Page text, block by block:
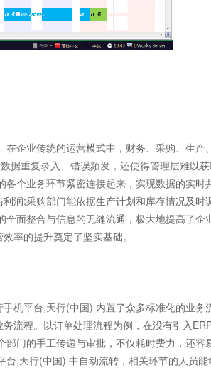
企业传统的运营模式中，财务、采购、生产、
据重复录入、错误频发，还使得管理层难以获
个业务环节紧密连接起来，实现数据的实时
润;采购部门能依据生产计划和库存情况及时
面整合与信息的无缝流通，极大地提高了企
率的提升奠定了坚实基础。
机平台,天行(中国) 内置了众多标准化的业务
流程。以订单处理流程为例，在没有引入
门的手工传递与审批，不仅耗时费力，还容
,天行(中国) 中自动流转，相关环节的人员能